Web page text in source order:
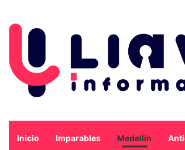
Inicio Imparables Medellín